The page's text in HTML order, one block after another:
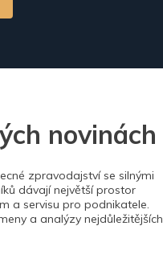
novinách
zpravodajství se silnými
dávají největší prostor
a servisu pro podnikatele.
a analýzy nejdůležitějších